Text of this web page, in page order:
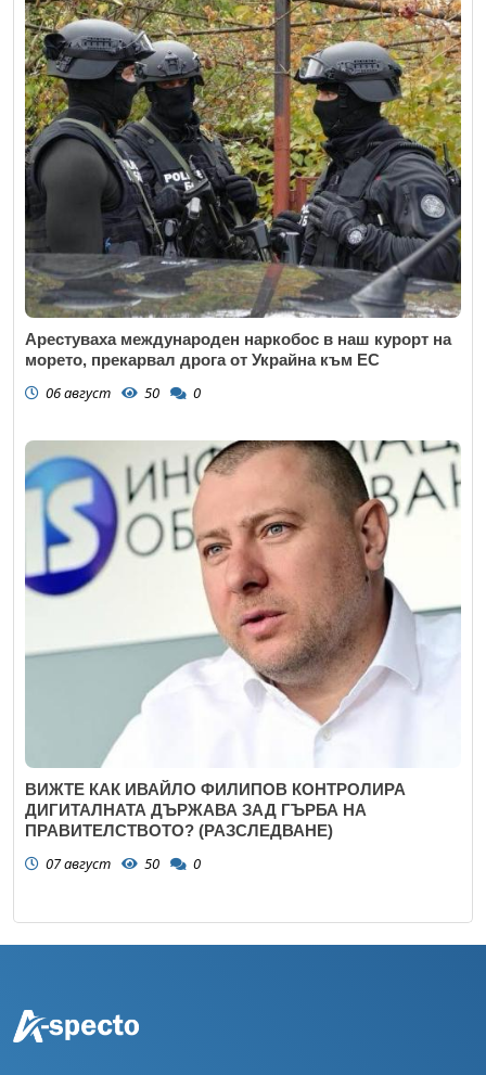
Арестуваха международен наркобос в наш курорт на
морето, прекарвал дрога от Украйна към ЕС
06 август 50 0
ВИЖТЕ КАК ИВАЙЛО ФИЛИПОВ КОНТРОЛИРА
ДИГИТАЛНАТА ДЪРЖАВА ЗАД ГЪРБА НА
ПРАВИТЕЛСТВОТО? (РАЗСЛЕДВАНЕ)
07 август 50 0